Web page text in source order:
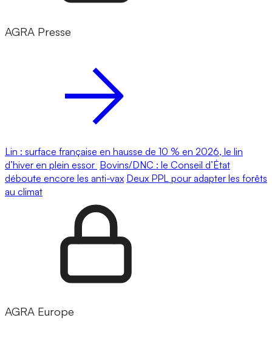
AGRA Presse
Lin : surface française en hausse de 10 % en 2026, le lin
d’hiver en plein essor Bovins/DNC : le Conseil d’État
déboute encore les anti-vax Deux PPL pour adapter les forêts
au climat
AGRA Europe